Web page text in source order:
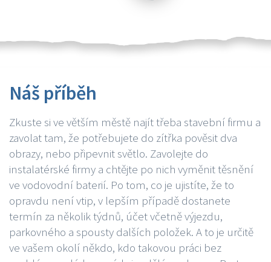
Náš příběh
Zkuste si ve větším městě najít třeba stavební firmu a
zavolat tam, že potřebujete do zítřka pověsit dva
obrazy, nebo připevnit světlo. Zavolejte do
instalatérské firmy a chtějte po nich vyměnit těsnění
ve vodovodní baterií. Po tom, co je ujistíte, že to
opravdu není vtip, v lepším případě dostanete
termín za několik týdnů, účet včetně výjezdu,
parkovného a spousty dalších položek. A to je určitě
ve vašem okolí někdo, kdo takovou práci bez